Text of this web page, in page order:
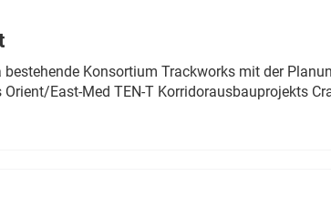
Konsortium Trackworks mit der
East-Med TEN-T Korridorausbauprojekts